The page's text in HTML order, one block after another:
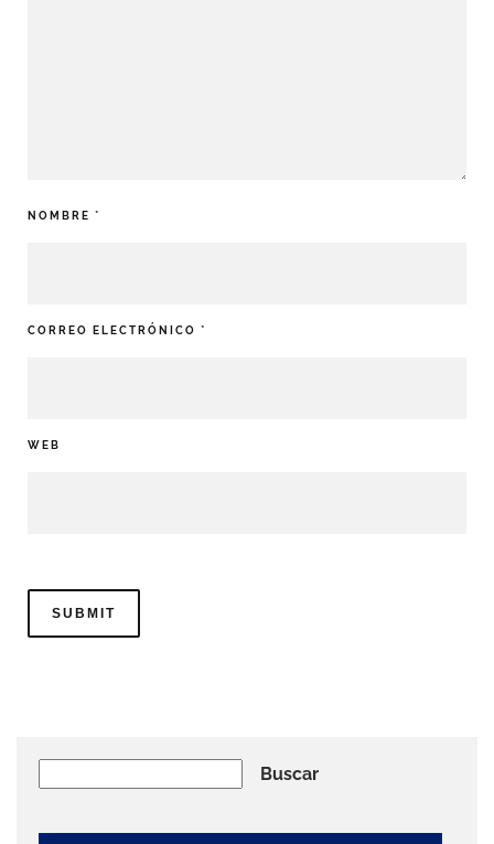
NOMBRE *
CORREO ELECTRÓNICO *
WEB
Buscar